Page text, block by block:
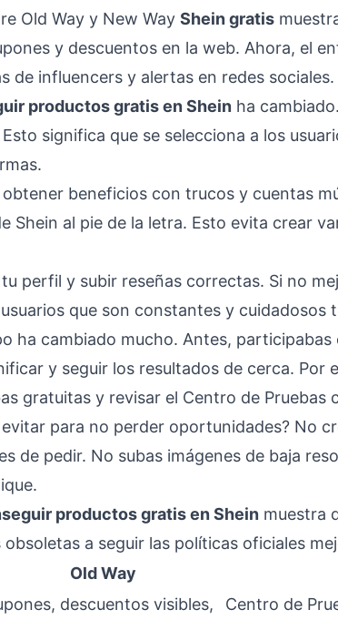
Old Way y New Way Shein gratis
y descuentos en la web. Ahora, el
de influencers y alertas en redes sociales.
productos gratis en Shein ha
significa que se selecciona a los
obtener beneficios con trucos y cuentas
Shein al pie de la letra. Esto evita crear
perfil y subir reseñas correctas. Si no
que son constantes y cuidadosos
ha cambiado mucho. Antes,
y seguir los resultados de cerca. Por
gratuitas y revisar el Centro de Pruebas
para no perder oportunidades? No
de pedir. No subas imágenes de baja
productos gratis en Shein muestra
a seguir las políticas oficiales
Old Way
descuentos visibles,
Centro de